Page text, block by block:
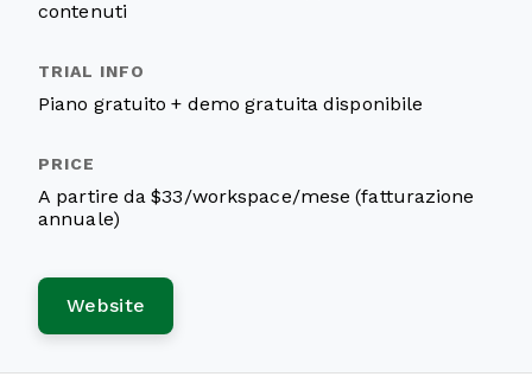
contenuti
Piano gratuito + demo gratuita disponibile
A partire da $33/workspace/mese (fatturazione
annuale)
Website